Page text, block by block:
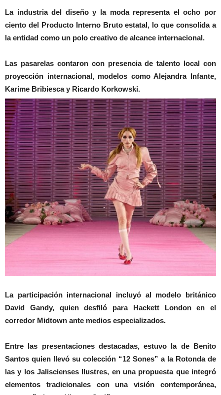
La industria del diseño y la moda representa el ocho por
ciento del Producto Interno Bruto estatal, lo que consolida a
la entidad como un polo creativo de alcance internacional.
Las pasarelas contaron con presencia de talento local con
proyección internacional, modelos como Alejandra Infante,
Karime Bribiesca y Ricardo Korkowski.
La participación internacional incluyó al modelo británico
David Gandy, quien desfiló para Hackett London en el
corredor Midtown ante medios especializados.
Entre las presentaciones destacadas, estuvo la de Benito
Santos quien llevó su colección “12 Sones” a la Rotonda de
las y los Jaliscienses Ilustres, en una propuesta que integró
elementos tradicionales con una visión contemporánea,